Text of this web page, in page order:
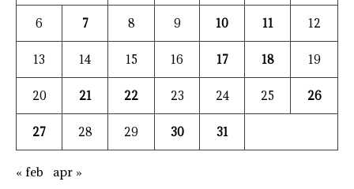
6 7 8 9 10 11 12
13 14 15 16 17 18 19
20 21 22 23 24 25 26
27 28 29 30 31
« feb apr »